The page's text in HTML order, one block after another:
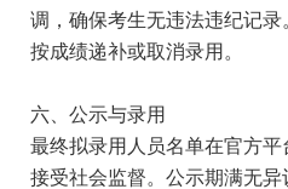
调，确保考生无违法违纪记
按成绩递补或取消录用。
六、公示与录用
最终拟录用人员名单在官方平
接受社会监督。公示期满无